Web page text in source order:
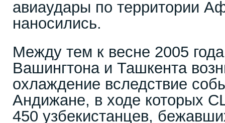
авиаудары по территории
наносились.
Между тем к весне 2005
Вашингтона и Ташкента
охлаждение вследствие
Андижане, в ходе которых
450 узбекистанцев,